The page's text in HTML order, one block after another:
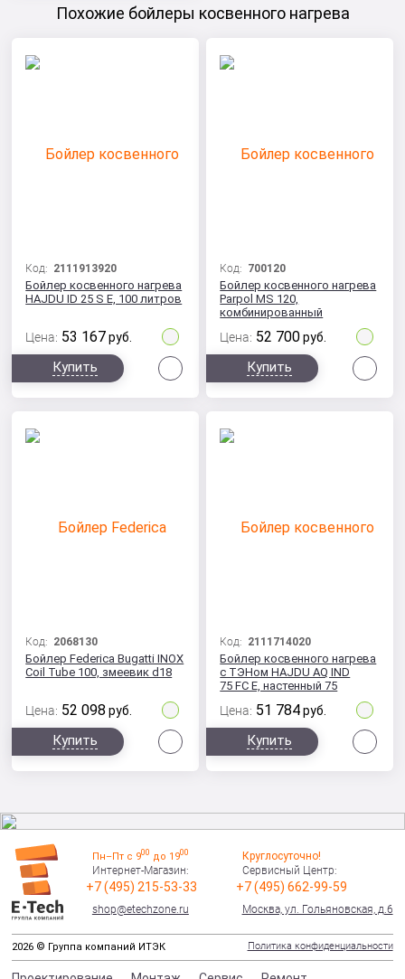
Похожие бойлеры косвенного нагрева
Код: 2111913920
Бойлер косвенного нагрева
HAJDU ID 25 S E, 100 литров
Цена: 53 167 руб.
Купить
Код: 700120
Бойлер косвенного нагрева
Parpol MS 120,
комбинированный
Цена: 52 700 руб.
Купить
Код: 2068130
Бойлер Federica Bugatti INOX
Coil Tube 100, змеевик d18
Цена: 52 098 руб.
Купить
Код: 2111714020
Бойлер косвенного нагрева
с ТЭНом HAJDU AQ IND
75 FC E, настенный 75
Цена: 51 784 руб.
Купить
Пн–Пт с 900 до 1900
Интернет-Магазин:
+7 (495) 215-53-33
shop@etechzone.ru
Круглосуточно!
Сервисный Центр:
+7 (495) 662-99-59
Москва, ул. Гольяновская, д.6
2026 © Группа компаний ИТЭК Политика конфиденциальности